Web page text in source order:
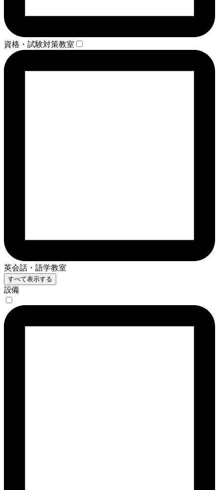
資格・試験対策教室
英会話・語学教室
すべて表示する
設備